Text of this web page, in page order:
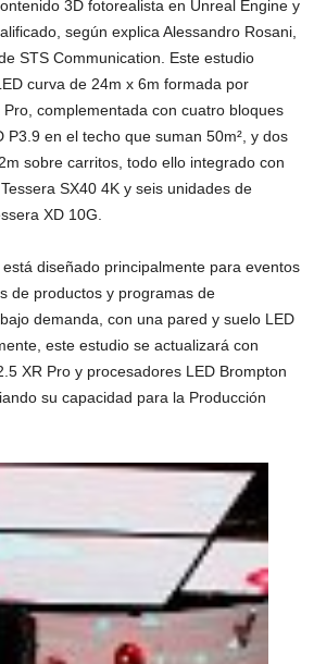
3D fotorealista en Unreal Engine y
según explica Alessandro Rosani,
STS Communication. Este estudio
curva de 24m x 6m formada por
Pro, complementada con cuatro bloques
P3.9 en el techo que suman 50m², y dos
sobre carritos, todo ello integrado con
SX40 4K y seis unidades de
XD 10G.
diseñado principalmente para eventos
de productos y programas de
demanda, con una pared y suelo LED
este estudio se actualizará con
XR Pro y procesadores LED Brompton
su capacidad para la Producción